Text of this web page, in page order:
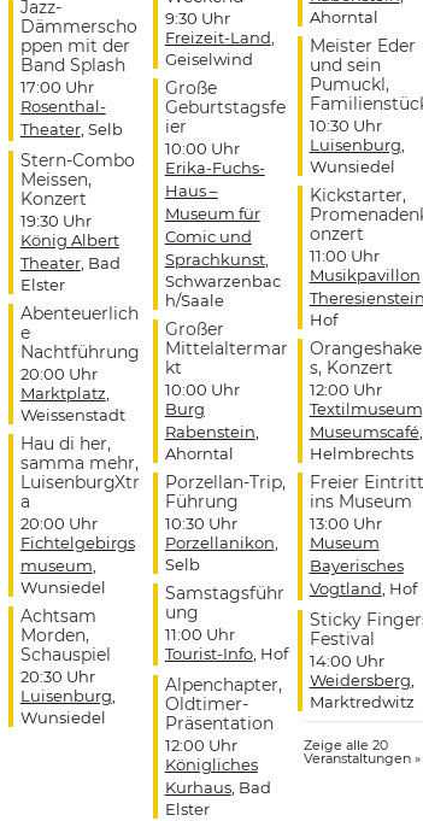
Jazz-
Dämmerscho
ppen mit der
Band Splash
17:00 Uhr
Rosenthal-
Theater, Selb
Stern-Combo
Meissen,
Konzert
19:30 Uhr
König Albert
Theater, Bad
Elster
Abenteuerlich
e
Nachtführung
20:00 Uhr
Marktplatz,
Weissenstadt
Hau di her,
samma mehr,
LuisenburgXtr
a
20:00 Uhr
Fichtelgebirgs
museum,
Wunsiedel
Achtsam
Morden,
Schauspiel
20:30 Uhr
Luisenburg,
Wunsiedel
9:30 Uhr
Freizeit-Land,
Geiselwind
Große
Geburtstagsfe
ier
10:00 Uhr
Erika-Fuchs-
Haus –
Museum für
Comic und
Sprachkunst,
Schwarzenbac
h/Saale
Großer
Mittelaltermar
kt
10:00 Uhr
Burg
Rabenstein,
Ahorntal
Porzellan-Trip,
Führung
10:30 Uhr
Porzellanikon,
Selb
Samstagsführ
ung
11:00 Uhr
Tourist-Info, Hof
Alpenchapter,
Oldtimer-
Präsentation
12:00 Uhr
Königliches
Kurhaus, Bad
Elster
Ahorntal
Meister Eder
und sein
Pumuckl,
10:30 Uhr
Luisenburg,
Wunsiedel
Kickstarter,
onzert
11:00 Uhr
Musikpavillon
Hof
s, Konzert
12:00 Uhr
Museumscafé,
Helmbrechts
Freier Eintritt
ins Museum
13:00 Uhr
Museum
Bayerisches
Vogtland, Hof
Sticky
Festival
14:00 Uhr
Weidersberg,
Marktredwitz
Zeige alle 20
Veranstaltungen »